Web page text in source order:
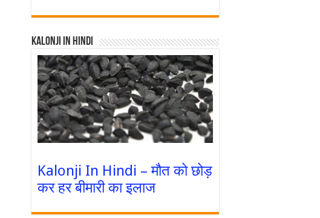
Kalonji In Hindi
Kalonji In Hindi – मौत को छोड़
कर हर बीमारी का इलाज